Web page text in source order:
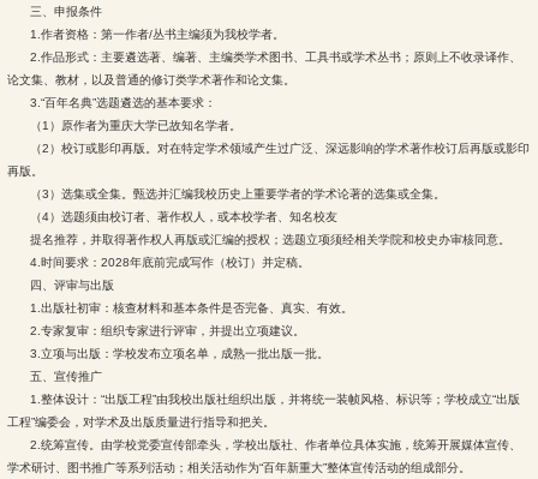
三、申报条件
1.作者资格：第一作者/丛书主编须为我校学者。
2.作品形式：主要遴选著、编著、主编类学术图书、工具书或学术丛书；原则上不收录译作、
论文集、教材，以及普通的修订类学术著作和论文集。
3.“百年名典”选题遴选的基本要求：
（1）原作者为重庆大学已故知名学者。
（2）校订或影印再版。对在特定学术领域产生过广泛、深远影响的学术著作校订后再版或影印
再版。
（3）选集或全集。甄选并汇编我校历史上重要学者的学术论著的选集或全集。
（4）选题须由校订者、著作权人，或本校学者、知名校友
提名推荐，并取得著作权人再版或汇编的授权；选题立项须经相关学院和校史办审核同意。
4.时间要求：2028年底前完成写作（校订）并定稿。
四、评审与出版
1.出版社初审：核查材料和基本条件是否完备、真实、有效。
2.专家复审：组织专家进行评审，并提出立项建议。
3.立项与出版：学校发布立项名单，成熟一批出版一批。
五、宣传推广
1.整体设计：“出版工程”由我校出版社组织出版，并将统一装帧风格、标识等；学校成立“出版
工程”编委会，对学术及出版质量进行指导和把关。
2.统筹宣传。由学校党委宣传部牵头，学校出版社、作者单位具体实施，统筹开展媒体宣传、
学术研讨、图书推广等系列活动；相关活动作为“百年新重大”整体宣传活动的组成部分。